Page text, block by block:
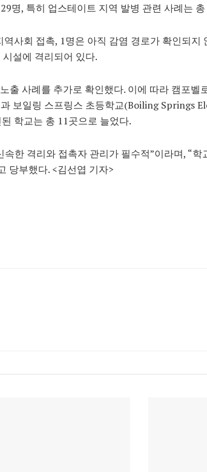
명, 특히 업스테이트 지역 발병 관련 사례는
사회 접촉, 1명은 아직 감염 경로가 확인되지
설에 격리되어 있다.
출 사례를 추가로 확인했다. 이에 따라 캠포벨
보일링 스프링스 초등학교(Boiling Springs
학교는 총 11곳으로 늘었다.
한 격리와 접촉자 관리가 필수적”이라며, “학
당부했다. <김선엽 기자>